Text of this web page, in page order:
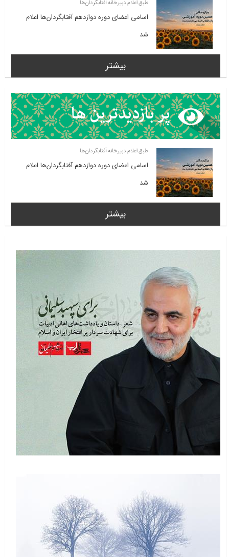
طبق اعلام دبیرخانه آفتابگردان‌ها
اسامی اعضای دوره دوازدهم آفتابگردان‌ها اعلام
شد
بیشتر
طبق اعلام دبیرخانه آفتابگردان‌ها
اسامی اعضای دوره دوازدهم آفتابگردان‌ها اعلام
شد
بیشتر